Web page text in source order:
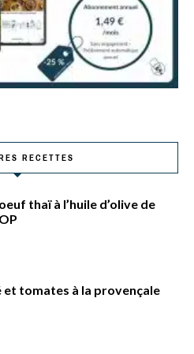
RECETTES
thaï à l’huile d’olive de
et tomates à la provençale